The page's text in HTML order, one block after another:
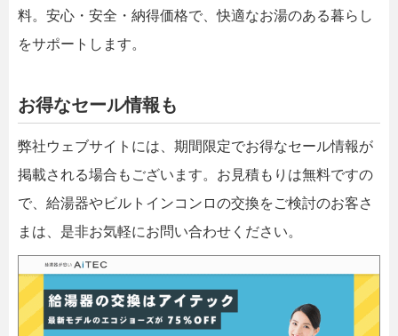
料。安心・安全・納得価格で、快適なお湯のある暮らし
をサポートします。
お得なセール情報も
弊社ウェブサイトには、期間限定でお得なセール情報が
掲載される場合もございます。お見積もりは無料ですの
で、給湯器やビルトインコンロの交換をご検討のお客さ
まは、是非お気軽にお問い合わせください。